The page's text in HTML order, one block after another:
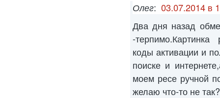
Олег: 03.07.2014 в
Два дня назад
-
коды активации и
поиске и
моем ресе ручной
желаю что-то не так?